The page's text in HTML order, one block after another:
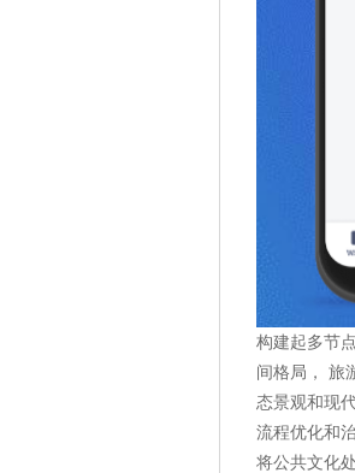
构建起多节
间格局， 旅
态景观和现
流程优化和
将公共文化